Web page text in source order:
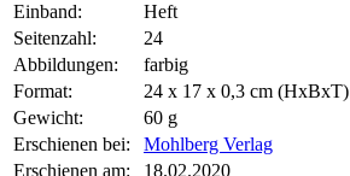
Einband:
Heft
Seitenzahl:
24
Abbildungen:
farbig
Format:
24 x 17 x 0,3 cm (HxBxT)
Gewicht:
60 g
Erschienen bei:
Mohlberg Verlag
Erschienen am:
18.02.2020